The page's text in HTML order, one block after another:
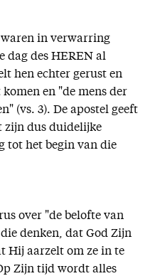
waren in verwarring
dag des HEREN al
hen echter gerust en
en "de mens der
(vs. 3). De apostel geeft
zijn dus duidelijke
tot het begin van die
over "de belofte van
denken, dat God Zijn
Hij aarzelt om ze in te
Zijn tijd wordt alles